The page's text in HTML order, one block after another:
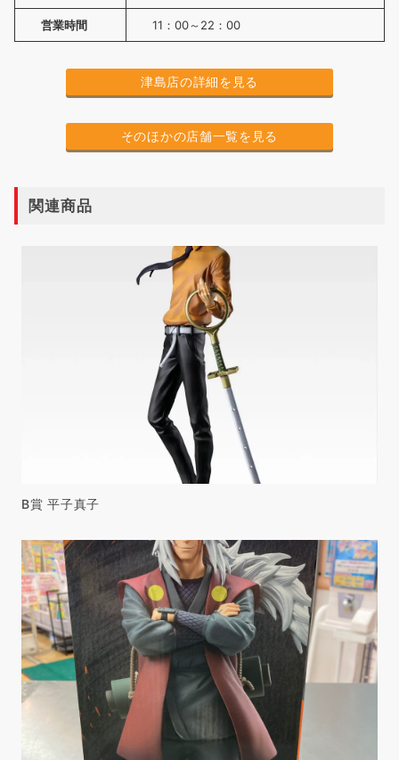
営業時間 11：00～22：00
津島店の詳細を見る
そのほかの店舗一覧を見る
関連商品
B賞 平子真子